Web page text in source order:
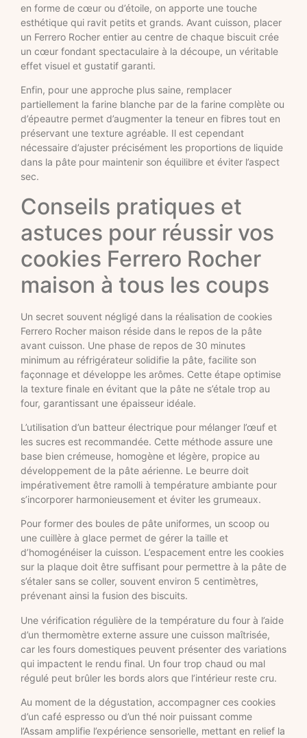
en forme de cœur ou d’étoile, on apporte une touche
esthétique qui ravit petits et grands. Avant cuisson, placer
un Ferrero Rocher entier au centre de chaque biscuit crée
un cœur fondant spectaculaire à la découpe, un véritable
effet visuel et gustatif garanti.
Enfin, pour une approche plus saine, remplacer
partiellement la farine blanche par de la farine complète ou
d’épeautre permet d’augmenter la teneur en fibres tout en
préservant une texture agréable. Il est cependant
nécessaire d’ajuster précisément les proportions de liquide
dans la pâte pour maintenir son équilibre et éviter l’aspect
sec.
Conseils pratiques et
astuces pour réussir vos
cookies Ferrero Rocher
maison à tous les coups
Un secret souvent négligé dans la réalisation de cookies
Ferrero Rocher maison réside dans le repos de la pâte
avant cuisson. Une phase de repos de 30 minutes
minimum au réfrigérateur solidifie la pâte, facilite son
façonnage et développe les arômes. Cette étape optimise
la texture finale en évitant que la pâte ne s’étale trop au
four, garantissant une épaisseur idéale.
L’utilisation d’un batteur électrique pour mélanger l’œuf et
les sucres est recommandée. Cette méthode assure une
base bien crémeuse, homogène et légère, propice au
développement de la pâte aérienne. Le beurre doit
impérativement être ramolli à température ambiante pour
s’incorporer harmonieusement et éviter les grumeaux.
Pour former des boules de pâte uniformes, un scoop ou
une cuillère à glace permet de gérer la taille et
d’homogénéiser la cuisson. L’espacement entre les cookies
sur la plaque doit être suffisant pour permettre à la pâte de
s’étaler sans se coller, souvent environ 5 centimètres,
prévenant ainsi la fusion des biscuits.
Une vérification régulière de la température du four à l’aide
d’un thermomètre externe assure une cuisson maîtrisée,
car les fours domestiques peuvent présenter des variations
qui impactent le rendu final. Un four trop chaud ou mal
régulé peut brûler les bords alors que l’intérieur reste cru.
Au moment de la dégustation, accompagner ces cookies
d’un café espresso ou d’un thé noir puissant comme
l’Assam amplifie l’expérience sensorielle, mettant en relief la